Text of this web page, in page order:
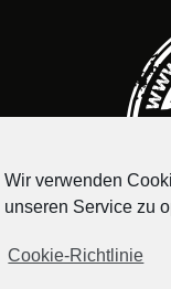
Wir verwenden
unseren Service zu
Cookie-Richtlinie